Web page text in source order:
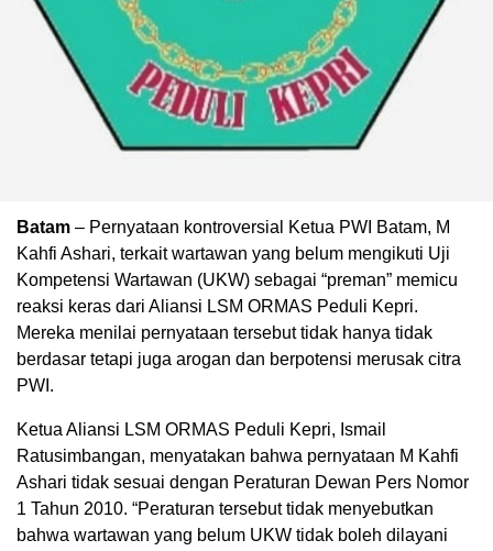
Batam – Pernyataan kontroversial Ketua PWI Batam, M
Kahfi Ashari, terkait wartawan yang belum mengikuti Uji
Kompetensi Wartawan (UKW) sebagai “preman” memicu
reaksi keras dari Aliansi LSM ORMAS Peduli Kepri.
Mereka menilai pernyataan tersebut tidak hanya tidak
berdasar tetapi juga arogan dan berpotensi merusak citra
PWI.
Ketua Aliansi LSM ORMAS Peduli Kepri, Ismail
Ratusimbangan, menyatakan bahwa pernyataan M Kahfi
Ashari tidak sesuai dengan Peraturan Dewan Pers Nomor
1 Tahun 2010. “Peraturan tersebut tidak menyebutkan
bahwa wartawan yang belum UKW tidak boleh dilayani